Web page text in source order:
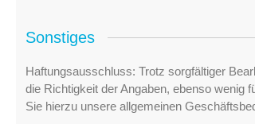
Sonstiges
Haftungsausschluss: Trotz sorgfältiger
die Richtigkeit der Angaben, ebenso wenig
Sie hierzu unsere allgemeinen